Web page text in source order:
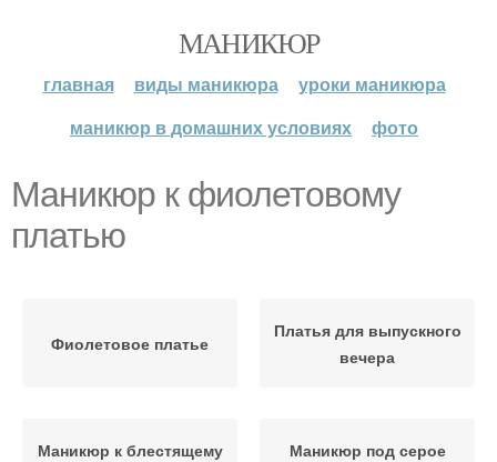
МАНИКЮР
главная виды маникюра
уроки маникюра
маникюр в домашних условиях
фото
Маникюр к фиолетовому
платью
Фиолетовое платье
Платья для выпускного
вечера
Маникюр к блестящему
Маникюр под серое